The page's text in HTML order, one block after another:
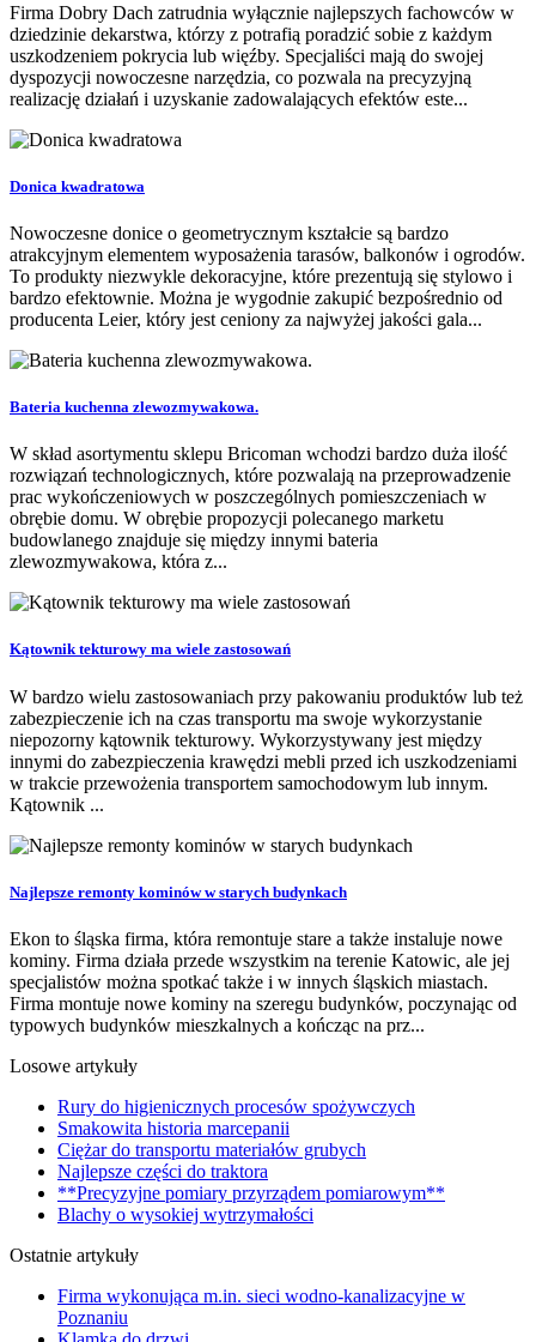
Firma Dobry Dach zatrudnia wyłącznie najlepszych fachowców w
dziedzinie dekarstwa, którzy z potrafią poradzić sobie z każdym
uszkodzeniem pokrycia lub więźby. Specjaliści mają do swojej
dyspozycji nowoczesne narzędzia, co pozwala na precyzyjną
realizację działań i uzyskanie zadowalających efektów este...
Donica kwadratowa
Nowoczesne donice o geometrycznym kształcie są bardzo
atrakcyjnym elementem wyposażenia tarasów, balkonów i ogrodów.
To produkty niezwykle dekoracyjne, które prezentują się stylowo i
bardzo efektownie. Można je wygodnie zakupić bezpośrednio od
producenta Leier, który jest ceniony za najwyżej jakości gala...
Bateria kuchenna zlewozmywakowa.
W skład asortymentu sklepu Bricoman wchodzi bardzo duża ilość
rozwiązań technologicznych, które pozwalają na przeprowadzenie
prac wykończeniowych w poszczególnych pomieszczeniach w
obrębie domu. W obrębie propozycji polecanego marketu
budowlanego znajduje się między innymi bateria
zlewozmywakowa, która z...
Kątownik tekturowy ma wiele zastosowań
W bardzo wielu zastosowaniach przy pakowaniu produktów lub też
zabezpieczenie ich na czas transportu ma swoje wykorzystanie
niepozorny kątownik tekturowy. Wykorzystywany jest między
innymi do zabezpieczenia krawędzi mebli przed ich uszkodzeniami
w trakcie przewożenia transportem samochodowym lub innym.
Kątownik ...
Najlepsze remonty kominów w starych budynkach
Ekon to śląska firma, która remontuje stare a także instaluje nowe
kominy. Firma działa przede wszystkim na terenie Katowic, ale jej
specjalistów można spotkać także i w innych śląskich miastach.
Firma montuje nowe kominy na szeregu budynków, poczynając od
typowych budynków mieszkalnych a kończąc na prz...
Losowe artykuły
Rury do higienicznych procesów spożywczych
Smakowita historia marcepanii
Ciężar do transportu materiałów grubych
Najlepsze części do traktora
**Precyzyjne pomiary przyrządem pomiarowym**
Blachy o wysokiej wytrzymałości
Ostatnie artykuły
Firma wykonująca m.in. sieci wodno-kanalizacyjne w
Poznaniu